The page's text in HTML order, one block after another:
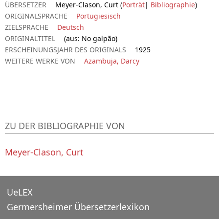
ÜBERSETZER Meyer-Clason, Curt (Porträt| Bibliographie)
ORIGINALSPRACHE
Portugiesisch
ZIELSPRACHE
Deutsch
ORIGINALTITEL
(aus: No galpão)
ERSCHEINUNGSJAHR DES ORIGINALS
1925
WEITERE WERKE VON
Azambuja, Darcy
ZU DER BIBLIOGRAPHIE VON
Meyer-Clason, Curt
UeLEX
Germersheimer Übersetzerlexikon